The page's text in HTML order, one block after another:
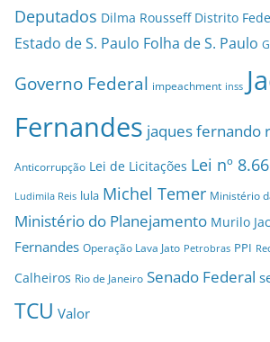
Deputados Dilma Rousseff Distrito
Estado de S. Paulo Folha de S. Paulo
Governo Federal impeachment inss
Fernandes jaques fernando
Anticorrupção Lei de Licitações Lei nº
Ludimila Reis lula Michel Temer Ministério
Ministério do Planejamento Murilo
Fernandes Operação Lava Jato Petrobras PPI
Calheiros Rio de Janeiro Senado Federal
TCU Valor